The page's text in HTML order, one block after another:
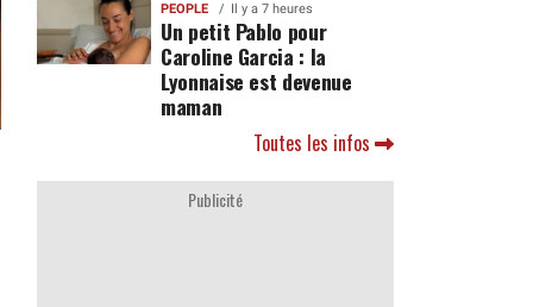
PEOPLE Il y a 7 heures
Un petit Pablo pour
Caroline Garcia : la
Lyonnaise est devenue
maman
Toutes les infos
Publicité